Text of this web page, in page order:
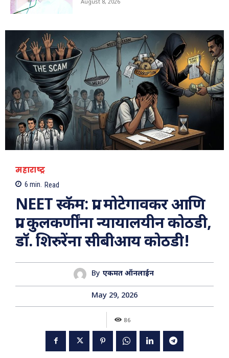
चौक अतिक्रमणमुक्त
August 8, 2026